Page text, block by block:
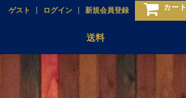
ゲスト ログイン 新規会員登録 カー
送料